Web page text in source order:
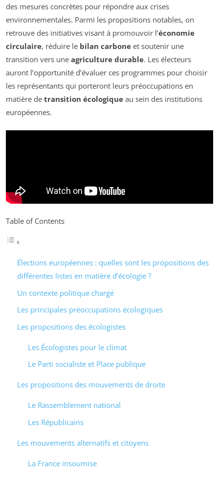
des mesures concrètes pour répondre aux crises
environnementales. Parmi les propositions notables, on
retrouve des initiatives visant à promouvoir l’économie
circulaire, réduire le bilan carbone et soutenir une
transition vers une agriculture durable. Les électeurs
auront l’opportunité d’évaluer ces programmes pour choisir
les représentants qui porteront leurs préoccupations en
matière de transition écologique au sein des institutions
européennes.
Table of Contents
Élections européennes : quelles sont les propositions des
différentes listes en matière d’écologie ?
Un contexte politique chargé
Les principales préoccupations écologiques
Les propositions des écologistes
Les Écologistes pour le climat
Le Parti socialiste et Place publique
Les propositions des mouvements de droite
Le Rassemblement national
Les Républicains
Les mouvements alternatifs et citoyens
La France insoumise